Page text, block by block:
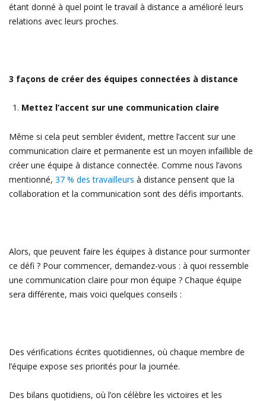
étant donné à quel point le travail à distance a amélioré leurs
relations avec leurs proches.
3 façons de créer des équipes connectées à distance
Mettez l’accent sur une communication claire
Même si cela peut sembler évident, mettre l’accent sur une
communication claire et permanente est un moyen infaillible de
créer une équipe à distance connectée. Comme nous l’avons
mentionné, 37 % des travailleurs à distance pensent que la
collaboration et la communication sont des défis importants.
Alors, que peuvent faire les équipes à distance pour surmonter
ce défi ? Pour commencer, demandez-vous : à quoi ressemble
une communication claire pour mon équipe ? Chaque équipe
sera différente, mais voici quelques conseils :
Des vérifications écrites quotidiennes, où chaque membre de
l’équipe expose ses priorités pour la journée.
Des bilans quotidiens, où l’on célèbre les victoires et les